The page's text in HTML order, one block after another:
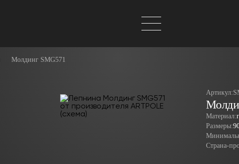
Молдинг SMG571
Артикул:
Материал:
Размеры:
Страна-